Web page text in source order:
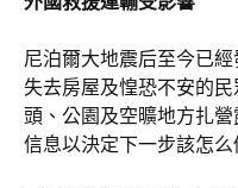
尼泊爾大地震后至今已
失去房屋及惶恐不安的
頭、公園及空曠地方扎
信息以決定下一步該怎么